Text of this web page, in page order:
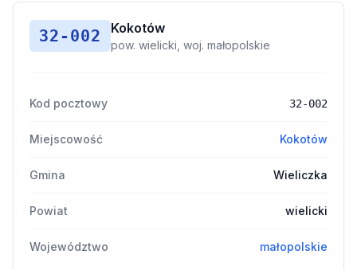
32-002 Kokotów
pow. wielicki, woj. małopolskie
Kod pocztowy 32-002
Miejscowość Kokotów
Gmina Wieliczka
Powiat wielicki
Województwo małopolskie